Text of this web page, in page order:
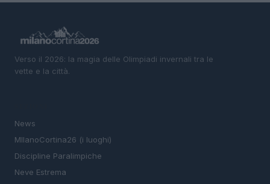
Verso il 2026: la magia delle Olimpiadi invernali tra le
vette e la città.
News
MIlanoCortina26 (i luoghi)
Discipline Paralimpiche
Neve Estrema